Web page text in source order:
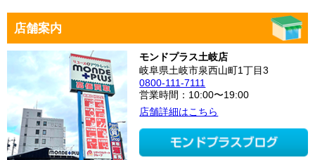
店舗案内
モンドプラス土岐店
岐阜県土岐市泉西山町1丁目3
0800-111-7111
営業時間：10:00〜19:00
店舗詳細はこちら